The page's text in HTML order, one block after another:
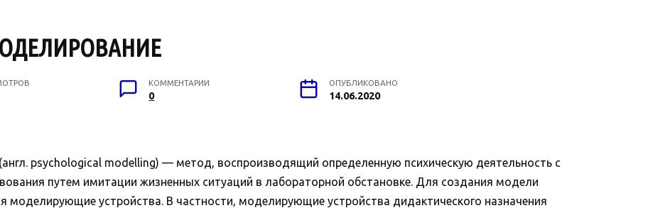
КОММЕНТАРИИ
0
ОПУБЛИКОВАНО
14.06.2020
psychological modelling) — метод, воспроизводящий определенную психическую деятельность с
путем имитации жизненных ситуаций в лабораторной обстановке. Для создания модели
моделирующие устройства. В частности, моделирующие устройства дидактического назначения